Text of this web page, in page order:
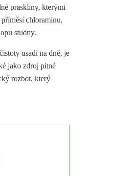
praskliny, kterými
chloraminu,
studny.
usadí na dně, je
jako zdroj pitné
rozbor, který